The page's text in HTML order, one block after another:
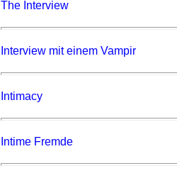
The Interview
Interview mit einem Vampir
Intimacy
Intime Fremde